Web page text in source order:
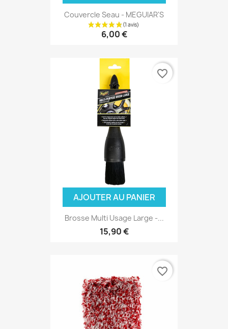
Couvercle Seau - MEGUIAR'S
6,00 €
AJOUTER AU PANIER
Brosse Multi Usage Large -...
15,90 €
favorite_border
favorite_border